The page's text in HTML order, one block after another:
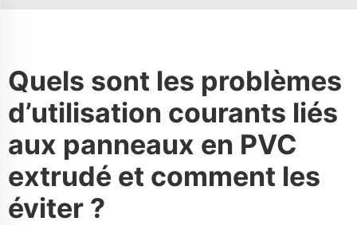
Quels sont les problèmes
d’utilisation courants liés
aux panneaux en PVC
extrudé et comment les
éviter ?